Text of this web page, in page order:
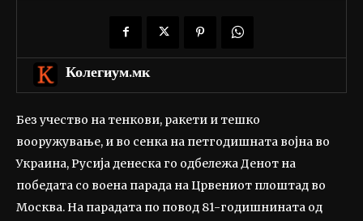
Колегиум.мк
Без учество на тенкови, ракети и тешко
вооружување, и во сенка на петгодишната војна во
Украина, Русија денеска го одбележа Денот на
победата со воена парада на Црвениот плоштад во
Москва. На парадата по повод 81-годишнината од